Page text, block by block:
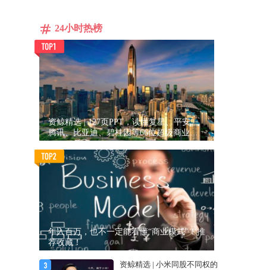
24小时热榜
资鲸精选 | 127页PPT，读懂复星、平安、
腾讯、比亚迪、碧桂园等66位超级商业巨
头未来产业布局！（非常值得收藏！）
年入百万，也不一定能看懂“商业模式”！推
荐收藏！
资鲸精选 | 小米同股不同权的